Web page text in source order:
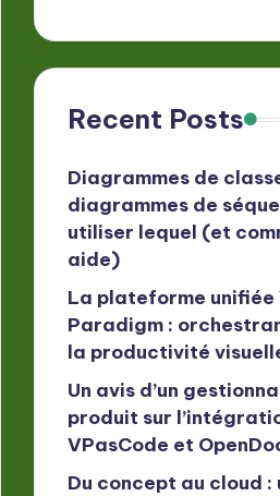
Recent Posts
Diagrammes de
diagrammes de
utiliser lequel (et
aide)
La plateforme unifiée
Paradigm :
la productivité
Un avis d’un
produit sur
VPasCode et
Du concept au cloud :